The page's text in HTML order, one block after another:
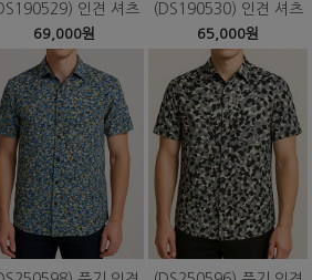
인견 셔츠
69,000원
(DS190530) 인견 셔츠
65,000원